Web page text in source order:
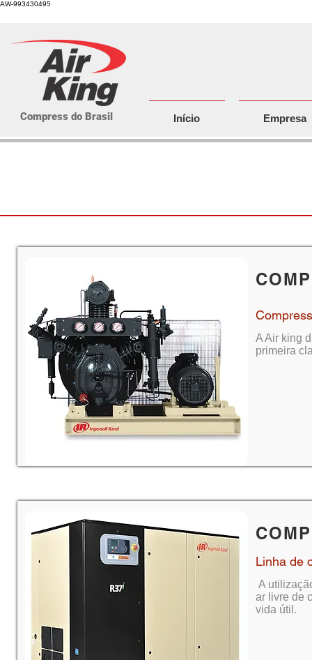
AW-993430495
Compress do Brasil Início Empresa
A Air king
primeira
Linha de
A
ar livre de
vida útil.